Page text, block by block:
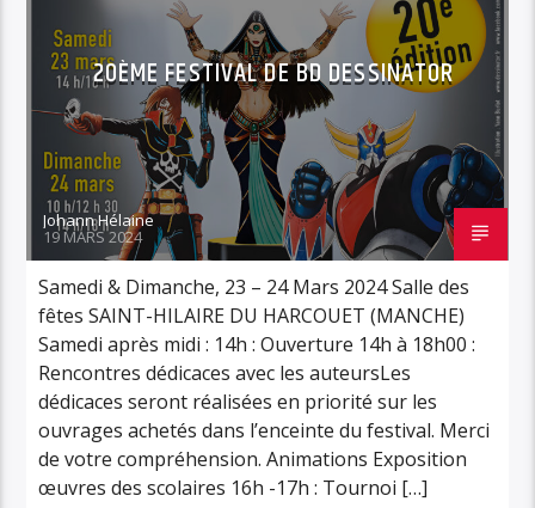
20ÈME FESTIVAL DE BD DESSINATOR
Johann Hélaine
19 MARS 2024
Samedi & Dimanche, 23 – 24 Mars 2024 Salle des
fêtes SAINT-HILAIRE DU HARCOUET (MANCHE)
Samedi après midi : 14h : Ouverture 14h à 18h00 :
Rencontres dédicaces avec les auteursLes
dédicaces seront réalisées en priorité sur les
ouvrages achetés dans l’enceinte du festival. Merci
de votre compréhension. Animations Exposition
œuvres des scolaires 16h -17h : Tournoi […]